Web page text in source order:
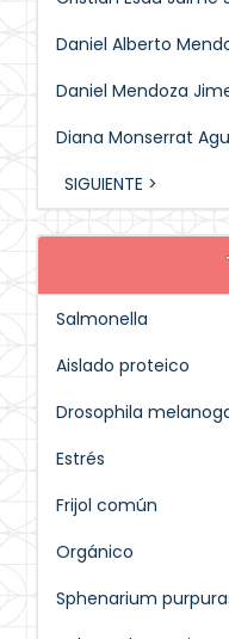
Daniel Alberto
Daniel Mendoza
Diana Monserrat
SIGUIENTE >
Salmonella
Aislado proteico
Drosophila
Estrés
Frijol común
Orgánico
Sphenarium